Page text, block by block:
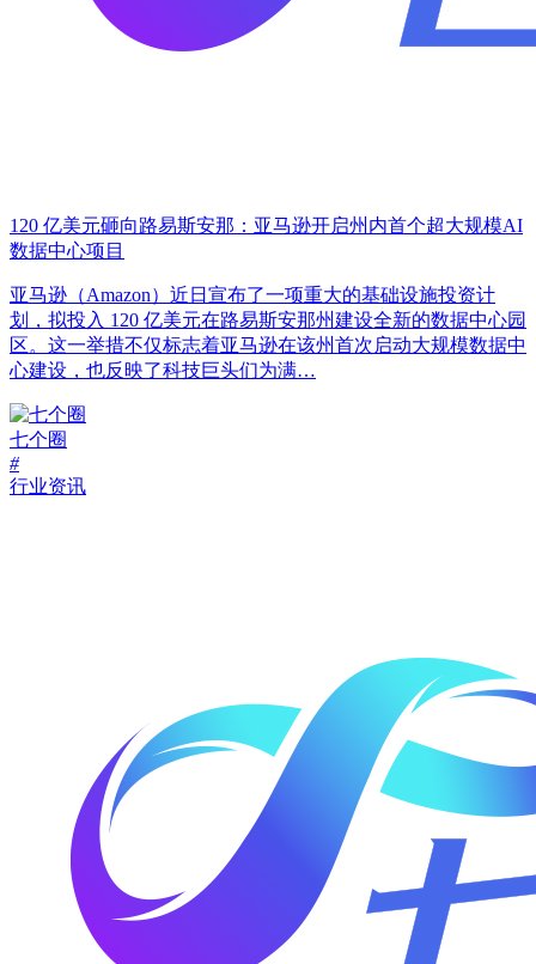
120 亿美元砸向路易斯安那：亚马逊开启州内首个超大规模AI
数据中心项目
亚马逊（Amazon）近日宣布了一项重大的基础设施投资计
划，拟投入 120 亿美元在路易斯安那州建设全新的数据中心园
区。这一举措不仅标志着亚马逊在该州首次启动大规模数据中
心建设，也反映了科技巨头们为满…
七个圈
#
行业资讯